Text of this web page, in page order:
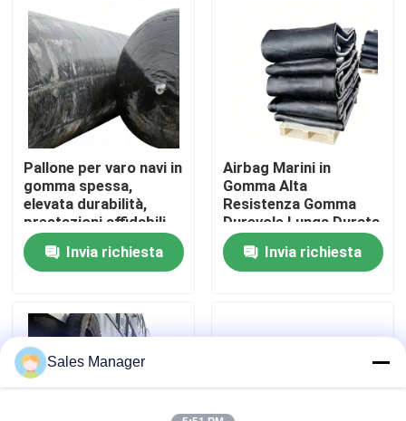
Video
Chi siamo
Fatory Tour
Controllo di qualità
Richiedere un preventivo
Airbag per il salvataggio marittimo
Airbag marine gonfiabili
Pallone per varo navi in
gomma spessa,
elevata durabilità,
prestazioni affidabili
Invia richiesta
Airbag Marini in
Gomma Alta
Resistenza Gomma
Durevole Lunga Durata
Invia richiesta
Sales Manager